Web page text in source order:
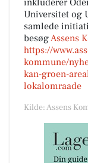
inkluderer
Universitet og
samlede
besøgAssens
https://
kommune/
kan-groen-
lokalomraade
Kilde: Assens